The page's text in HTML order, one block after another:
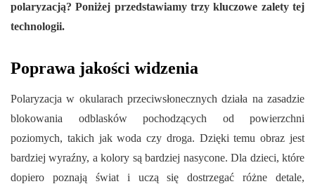
polaryzacją? Poniżej przedstawiamy trzy kluczowe zalety tej
technologii.
Poprawa jakości widzenia
Polaryzacja w okularach przeciwsłonecznych działa na zasadzie
blokowania odblasków pochodzących od powierzchni
poziomych, takich jak woda czy droga. Dzięki temu obraz jest
bardziej wyraźny, a kolory są bardziej nasycone. Dla dzieci, które
dopiero poznają świat i uczą się dostrzegać różne detale,